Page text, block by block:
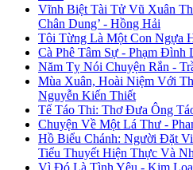
Vĩnh Biệt Tài Tử Vũ Xuân
Chân Dung’ - Hồng Hải
Tôi Từng Là Một Con Ngựa
Cà Phê Tâm Sự - Phạm Đình
Năm Tỵ Nói Chuyện Rắn -
Mùa Xuân, Hoài Niệm Với
Nguyễn Kiến Thiết
Tế Táo Thi: Thơ Đưa Ông
Chuyện Về Một Lá Thư -
Hồ Biểu Chánh: Người Đặt
Tiểu Thuyết Hiện Thực Và
Vì Đó Là Tình Yêu - Kim